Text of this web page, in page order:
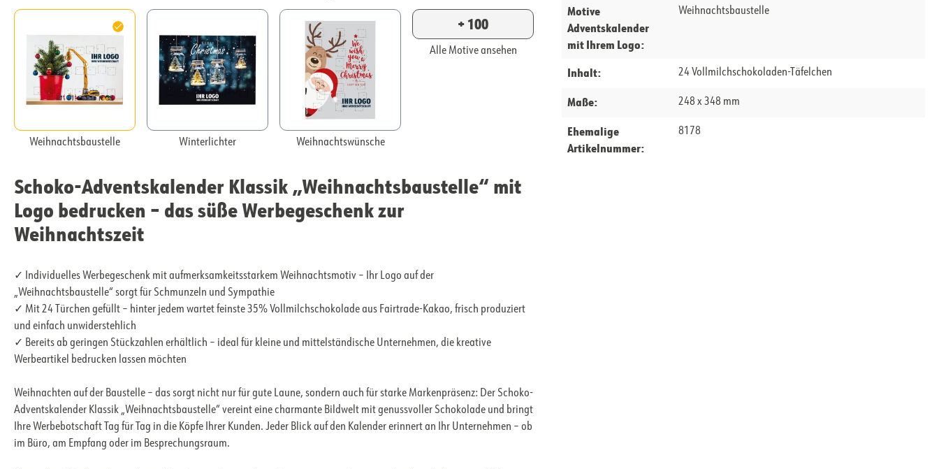
Weihnachtsbaustelle Winterlichter Weihnachtswünsche
+ 100
Alle Motive ansehen
Schoko-Adventskalender Klassik „Weihnachtsbaustelle“ mit
Logo bedrucken – das süße Werbegeschenk zur
Weihnachtszeit
✓ Individuelles Werbegeschenk mit aufmerksamkeitsstarkem Weihnachtsmotiv – Ihr Logo auf der
„Weihnachtsbaustelle“ sorgt für Schmunzeln und Sympathie
✓ Mit 24 Türchen gefüllt – hinter jedem wartet feinste 35% Vollmilchschokolade aus Fairtrade-Kakao, frisch produziert
und einfach unwiderstehlich
✓ Bereits ab geringen Stückzahlen erhältlich – ideal für kleine und mittelständische Unternehmen, die kreative
Werbeartikel bedrucken lassen möchten
Weihnachten auf der Baustelle – das sorgt nicht nur für gute Laune, sondern auch für starke Markenpräsenz: Der Schoko-
Adventskalender Klassik „Weihnachtsbaustelle“ vereint eine charmante Bildwelt mit genussvoller Schokolade und bringt
Ihre Werbebotschaft Tag für Tag in die Köpfe Ihrer Kunden. Jeder Blick auf den Kalender erinnert an Ihr Unternehmen – ob
im Büro, am Empfang oder im Besprechungsraum.
Motive
Adventskalender
mit Ihrem Logo:
Weihnachtsbaustelle
Inhalt: 24 Vollmilchschokoladen-Täfelchen
Maße: 248 x 348 mm
Ehemalige
Artikelnummer:
8178